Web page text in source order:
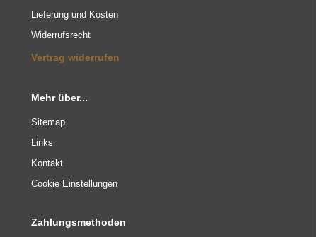
Lieferung und Kosten
Widerrufsrecht
Vertrag widerrufen
Mehr über...
Sitemap
Links
Kontakt
Cookie Einstellungen
Zahlungsmethoden